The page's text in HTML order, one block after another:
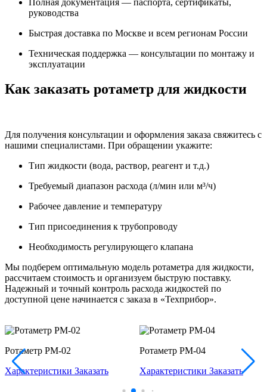
руководства
Быстрая доставка по Москве и всем регионам России
Техническая поддержка — консультации по монтажу и
эксплуатации
Как заказать ротаметр для жидкости
Для получения консультации и оформления заказа свяжитесь с
нашими специалистами. При обращении укажите:
Тип жидкости (вода, раствор, реагент и т.д.)
Требуемый диапазон расхода (л/мин или м³/ч)
Рабочее давление и температуру
Тип присоединения к трубопроводу
Необходимость регулирующего клапана
Мы подберем оптимальную модель ротаметра для жидкости,
рассчитаем стоимость и организуем быструю поставку.
Надежный и точный контроль расхода жидкостей по
доступной цене начинается с заказа в «Техприбор».
Ротаметр РМ-02
Характеристики Заказать
Ротаметр РМ-04
Характеристики Заказать